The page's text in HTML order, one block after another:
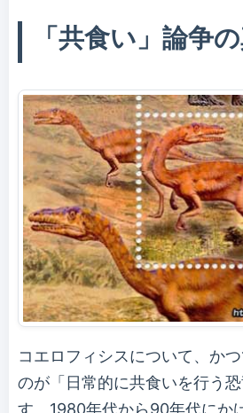
「共食い」論争
コエロフィシスについて、か
のが「日常的に共食いを行う